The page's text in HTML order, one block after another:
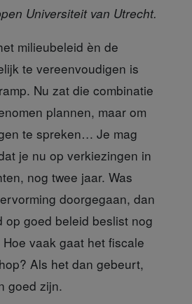
Universiteit van Utrecht.
milieubeleid èn de
te vereenvoudigen is
Nu zat die combinatie
plannen, maar om
te spreken… Je mag
je nu op verkiezingen in
nog twee jaar. Was
doorgegaan, dan
op goed beleid beslist nog
vaak gaat het fiscale
Als het dan gebeurt,
goed zijn.